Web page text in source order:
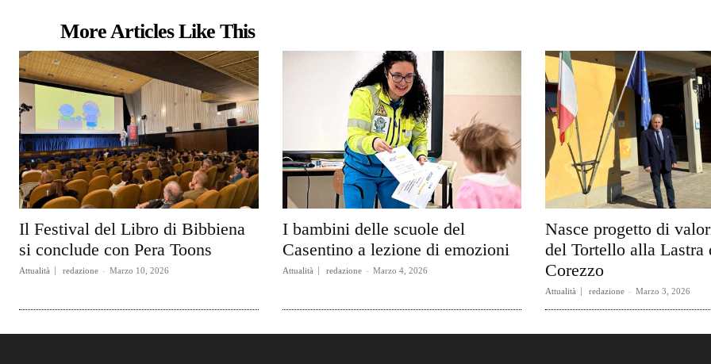
More Articles Like This
Il Festival del Libro di Bibbiena
si conclude con Pera Toons
Attualità redazione - Marzo 10, 2026
I bambini delle scuole del
Casentino a lezione di emozioni
Attualità redazione - Marzo 4, 2026
Nasce progetto di
del Tortello alla Lastra
Corezzo
Attualità redazione - Marzo 3, 2026